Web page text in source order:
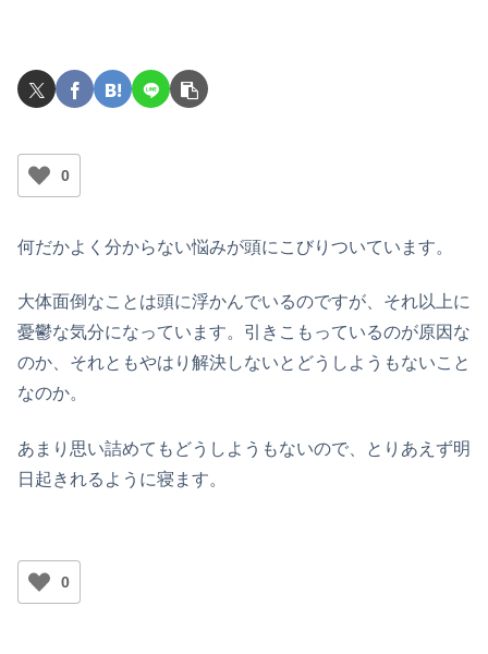
0
何だかよく分からない悩みが頭にこびりついています。
大体面倒なことは頭に浮かんでいるのですが、それ以上に
憂鬱な気分になっています。引きこもっているのが原因な
のか、それともやはり解決しないとどうしようもないこと
なのか。
あまり思い詰めてもどうしようもないので、とりあえず明
日起きれるように寝ます。
0